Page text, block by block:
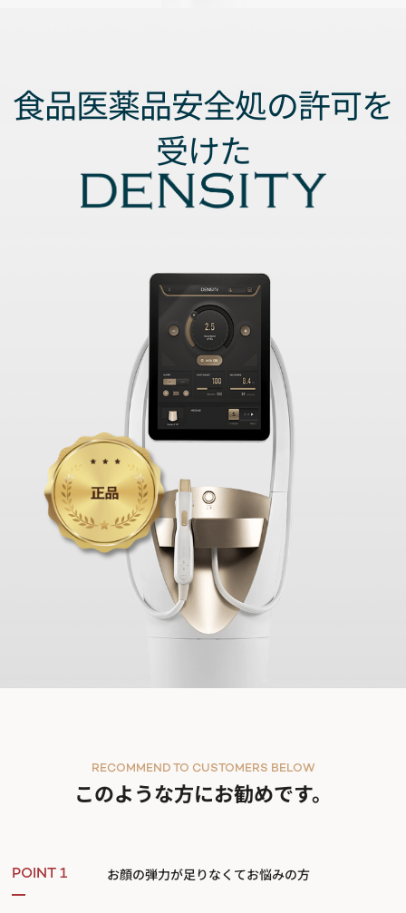
食品医薬品安全処の許可を
受けた
このような方にお勧めです。
RECOMMEND TO CUSTOMERS BELOW
POINT 1 お顔の弾力が足りなくてお悩みの方